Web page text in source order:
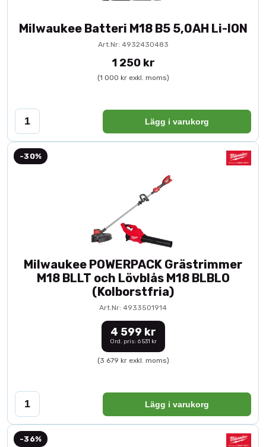
Milwaukee Batteri M18 B5 5,0AH Li-ION
Art.Nr: 4932430483
1 250 kr
(1 000 kr exkl. moms)
Lägg i varukorg
-30%
Milwaukee POWERPACK Grästrimmer
M18 BLLT och Lövblås M18 BLBLO
(Kolborstfria)
Art.Nr: 4933501914
4 599 kr
Ord. pris: 6 531 kr
(3 679 kr exkl. moms)
Lägg i varukorg
-36%